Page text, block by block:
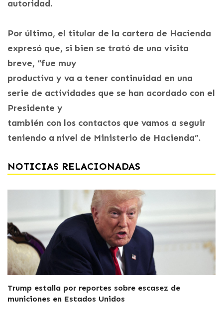
autoridad.
Por último, el titular de la cartera de Hacienda
expresó que, si bien se trató de una visita
breve, “fue muy
productiva y va a tener continuidad en una
serie de actividades que se han acordado con el
Presidente y
también con los contactos que vamos a seguir
teniendo a nivel de Ministerio de Hacienda”.
NOTICIAS RELACIONADAS
Trump estalla por reportes sobre escasez de
municiones en Estados Unidos